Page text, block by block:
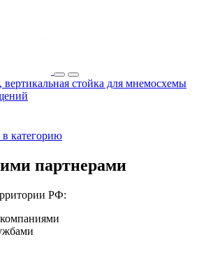
стойка для мнемосхемы
категорию
партнерами
РФ: